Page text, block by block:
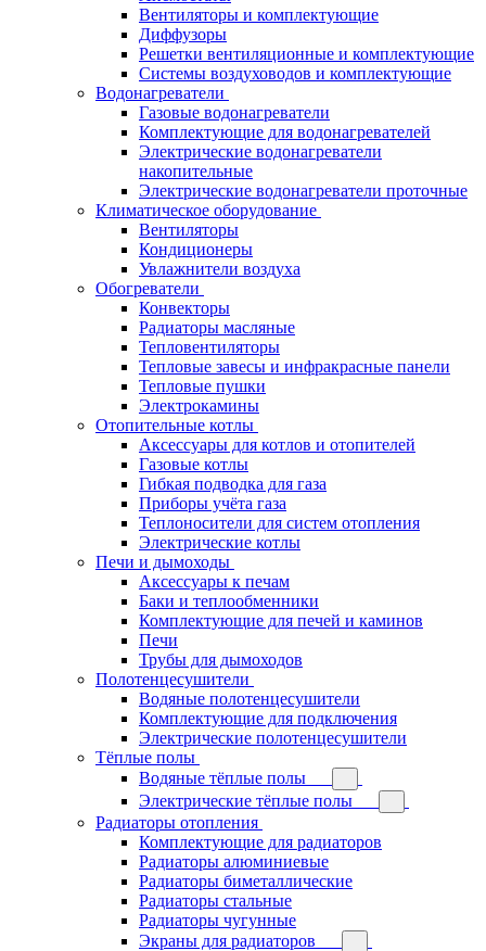
Вентиляторы и комплектующие
Диффузоры
Решетки вентиляционные и комплектующие
Системы воздуховодов и комплектующие
Водонагреватели
Газовые водонагреватели
Комплектующие для водонагревателей
Электрические водонагреватели
накопительные
Электрические водонагреватели проточные
Климатическое оборудование
Вентиляторы
Кондиционеры
Увлажнители воздуха
Обогреватели
Конвекторы
Радиаторы масляные
Тепловентиляторы
Тепловые завесы и инфракрасные панели
Тепловые пушки
Электрокамины
Отопительные котлы
Аксессуары для котлов и отопителей
Газовые котлы
Гибкая подводка для газа
Приборы учёта газа
Теплоносители для систем отопления
Электрические котлы
Печи и дымоходы
Аксессуары к печам
Баки и теплообменники
Комплектующие для печей и каминов
Печи
Трубы для дымоходов
Полотенцесушители
Водяные полотенцесушители
Комплектующие для подключения
Электрические полотенцесушители
Тёплые полы
Водяные тёплые полы
Электрические тёплые полы
Радиаторы отопления
Комплектующие для радиаторов
Радиаторы алюминиевые
Радиаторы биметаллические
Радиаторы стальные
Радиаторы чугунные
Экраны для радиаторов